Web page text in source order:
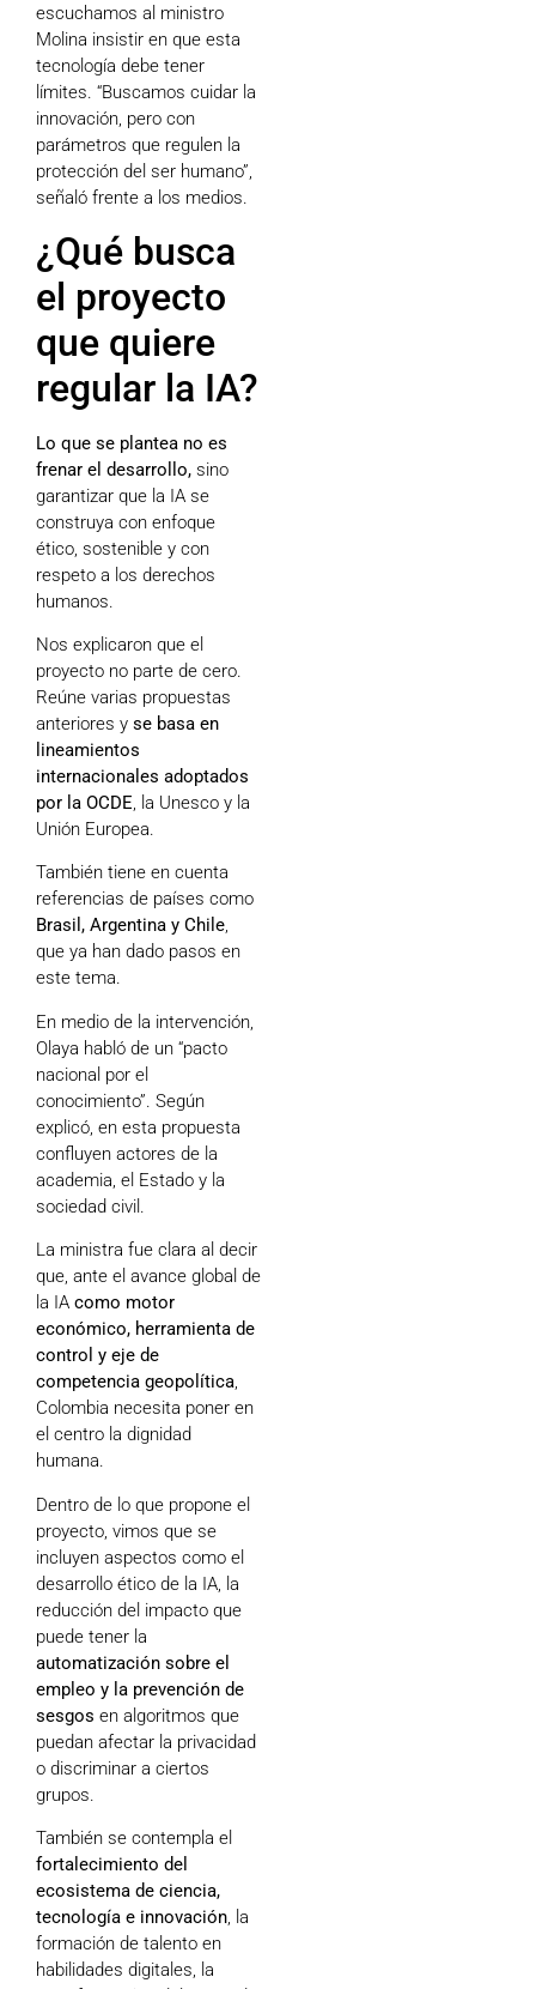
escuchamos al ministro
Molina insistir en que esta
tecnología debe tener
límites. “Buscamos cuidar la
innovación, pero con
parámetros que regulen la
protección del ser humano”,
señaló frente a los medios.
¿Qué busca
el proyecto
que quiere
regular la IA?
Lo que se plantea no es
frenar el desarrollo, sino
garantizar que la IA se
construya con enfoque
ético, sostenible y con
respeto a los derechos
humanos.
Nos explicaron que el
proyecto no parte de cero.
Reúne varias propuestas
anteriores y se basa en
lineamientos
internacionales adoptados
por la OCDE, la Unesco y la
Unión Europea.
También tiene en cuenta
referencias de países como
Brasil, Argentina y Chile,
que ya han dado pasos en
este tema.
En medio de la intervención,
Olaya habló de un “pacto
nacional por el
conocimiento”. Según
explicó, en esta propuesta
confluyen actores de la
academia, el Estado y la
sociedad civil.
La ministra fue clara al decir
que, ante el avance global de
la IA como motor
económico, herramienta de
control y eje de
competencia geopolítica,
Colombia necesita poner en
el centro la dignidad
humana.
Dentro de lo que propone el
proyecto, vimos que se
incluyen aspectos como el
desarrollo ético de la IA, la
reducción del impacto que
puede tener la
automatización sobre el
empleo y la prevención de
sesgos en algoritmos que
puedan afectar la privacidad
o discriminar a ciertos
grupos.
También se contempla el
fortalecimiento del
ecosistema de ciencia,
tecnología e innovación, la
formación de talento en
habilidades digitales, la